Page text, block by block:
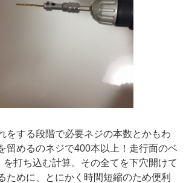
をする段階で必要ネジの本数とかもわ
留めるのネジで400本以上！走行面のベ
打ち込む計算。その全てを下穴開けて
ために、とにかく時間短縮のため便利